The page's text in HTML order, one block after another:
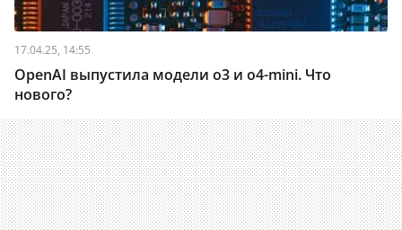
17.04.25, 14:55
OpenAI выпустила модели о3 и o4-mini. Что
нового?